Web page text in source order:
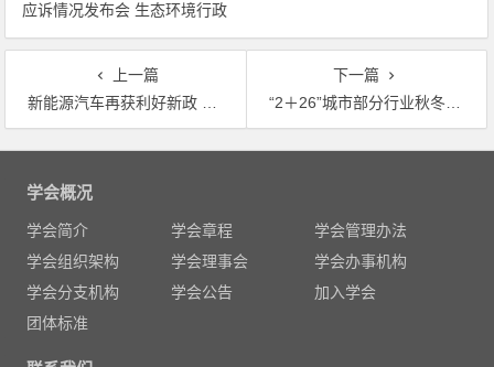
应诉情况发布会 生态环境行政
复议案件有较大增长
上一篇
新能源汽车再获利好新政 进一步激活产业链活力
下一篇
“2＋26”城市部分行业秋冬季开展错峰生产的通知
文
学会概况
学会简介 学会章程
学会管理办法
学会组织架构
学会理事会
学会办事机构
学会分支机构
学会公告
加入学会
团体标准